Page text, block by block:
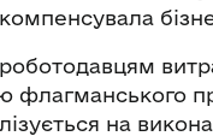
флагманського
на